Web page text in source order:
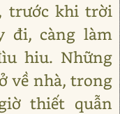
trước khi trời
đi, càng làm
hiu. Những
về nhà, trong
thiết quẫn